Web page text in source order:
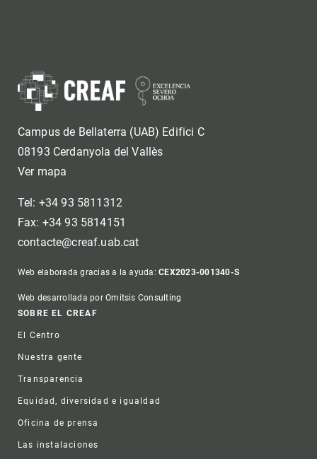
Campus de Bellaterra (UAB) Edifici C
08193 Cerdanyola del Vallès
Ver mapa
Tel: +34 93 5811312
Fax: +34 93 5814151
contacte@creaf.uab.cat
Web elaborada gracias a la ayuda:CEX2023-001340-S
Web desarrollada por Omitsis Consulting
Footer
SOBRE EL CREAF
El Centro
Nuestra gente
Transparencia
Equidad, diversidad e igualdad
Oficina de prensa
Las instalaciones